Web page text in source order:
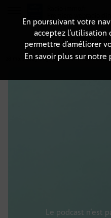
DÉTAILS
28 mars 2025à 15h59 , durée : Invalid date
En poursuivant votre
acceptez l’utilisation
permettre d’améliorer
En savoir plus sur
Le podcast n'est